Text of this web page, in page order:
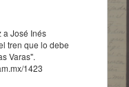
a José Inés
tren que lo debe
Varas".
1423